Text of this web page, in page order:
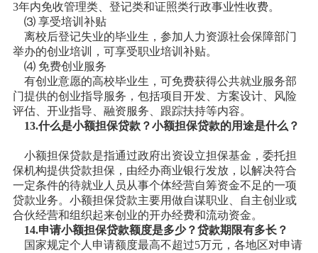
3年内免收管理类、登记类和证照类行政事业性收费。
⑶ 享受培训补贴
离校后登记失业的毕业生，参加人力资源社会保障部门
举办的创业培训，可享受职业培训补贴。
⑷ 免费创业服务
有创业意愿的高校毕业生，可免费获得公共就业服务部
门提供的创业指导服务，包括项目开发、方案设计、风险
评估、开业指导、融资服务、跟踪扶持等内容。
13.什么是小额担保贷款？小额担保贷款的用途是什么？
小额担保贷款是指通过政府出资设立担保基金，委托担
保机构提供贷款担保，由经办商业银行发放，以解决符合
一定条件的待就业人员从事个体经营自筹资金不足的一项
贷款业务。小额担保贷款主要用做自谋职业、自主创业或
合伙经营和组织起来创业的开办经费和流动资金。
14.申请小额担保贷款额度是多少？贷款期限有多长？
国家规定个人申请额度最高不超过5万元，各地区对申请